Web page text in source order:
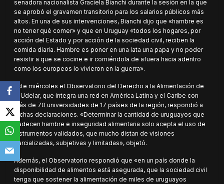
senadora nacionalista Graciela Bianchi durante la sesión en la que
se aprobó el gravamen transitorio para los salarios públicos más
altos. En una de sus intervenciones, Bianchi dijo que «hambre es
no tener qué comer» y que en Uruguay «todos los hogares, por
acción del Estado y por acción de la sociedad civil, reciben la
comida diaria. Hambre es poner en una lata una papa y no poder
resistir a que se cocine e ir comiéndola de afuera hacia adentro
como los europeos lo vivieron en la guerra».
Este miércoles el Observatorio del Derecho a la Alimentación de
la Udelar, que integra una red en América Latina y el Caribe con
más de 70 universidades de 17 países de la región, respondió a
dichas declaraciones. «Determinar la cantidad de uruguayos que
padecen hambre e inseguridad alimentaria solo acepta el uso de
instrumentos validados, que mucho distan de visiones
parcializadas, subjetivas y limitadas», objetó.
Además, el Observatorio respondió que «en un país donde la
disponibilidad de alimentos está asegurada, que la sociedad civil
tenga que sostener la alimentación de miles de uruguayos